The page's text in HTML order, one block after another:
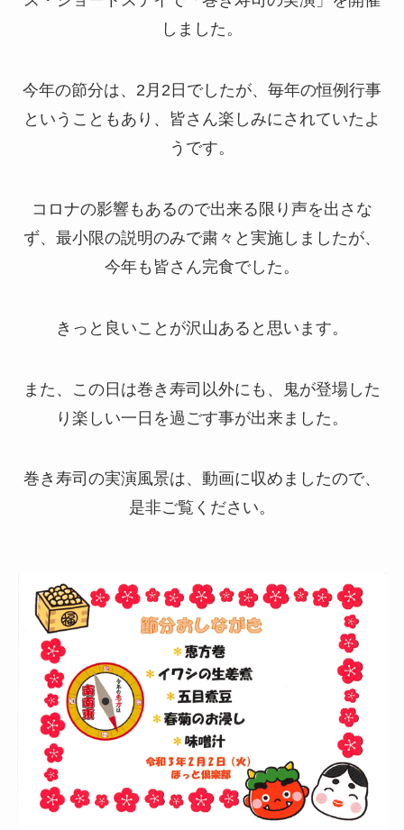
しました。
今年の節分は、2月2日でしたが、毎年の恒例行事
ということもあり、皆さん楽しみにされていたよ
うです。
コロナの影響もあるので出来る限り声を出さな
ず、最小限の説明のみで粛々と実施しましたが、
今年も皆さん完食でした。
きっと良いことが沢山あると思います。
また、この日は巻き寿司以外にも、鬼が登場した
り楽しい一日を過ごす事が出来ました。
巻き寿司の実演風景は、動画に収めましたので、
是非ご覧ください。